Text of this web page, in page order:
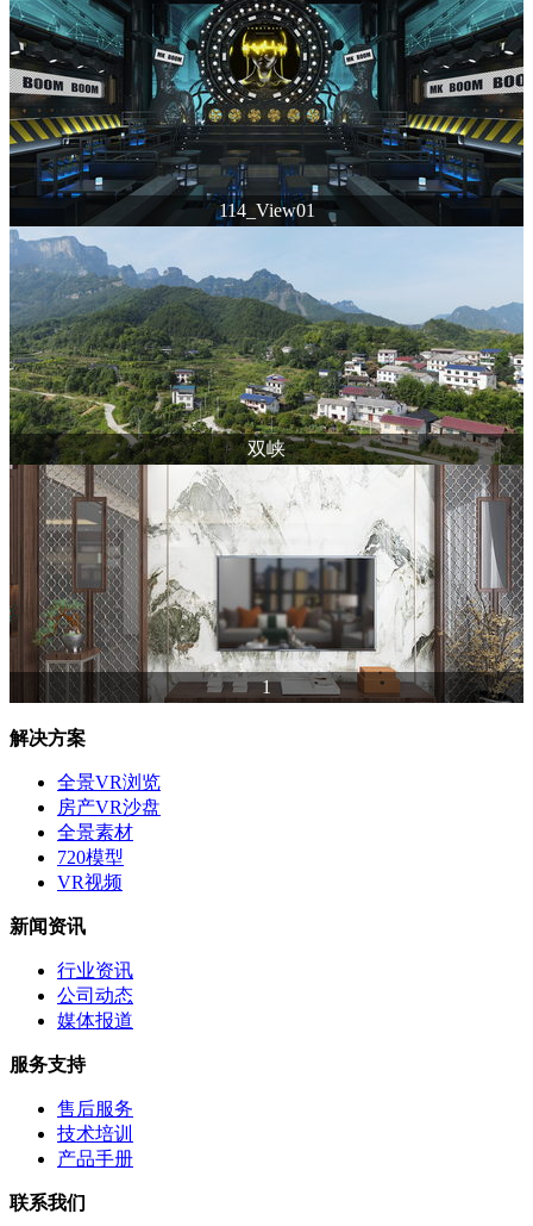
114_View01
双峡
1
解决方案
全景VR浏览
房产VR沙盘
全景素材
720模型
VR视频
新闻资讯
行业资讯
公司动态
媒体报道
服务支持
售后服务
技术培训
产品手册
联系我们